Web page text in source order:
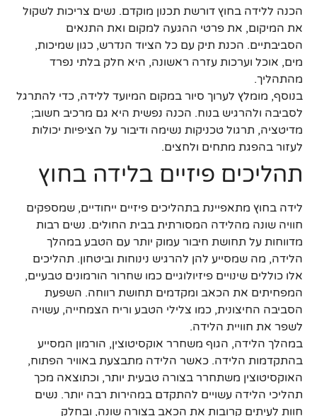
הכנה ללידה בחוץ דורשת תכנון מוקדם. נשים צריכות לשקול
את המיקום, את פרטי ההגעה למקום ואת התנאים
הסביבתיים. הכנת תיק עם כל הציוד הנדרש, כגון שמיכות,
מים, אוכל וערכות עזרה ראשונה, היא חלק בלתי נפרד
מהתהליך.
בנוסף, מומלץ לערוך סיור במקום המיועד ללידה, כדי להתרגל
לסביבה ולהרגיש בנוח. הכנה נפשית היא גם מרכיב חשוב;
מדיטציה, תרגול טכניקות נשימה ודיבור על הציפיות יכולות
לעזור בהפגת מתחים ולחצים.
תהליכים פיזיים בלידה בחוץ
לידה בחוץ מתאפיינת בתהליכים פיזיים ייחודיים, שמספקים
חוויה שונה מהלידה המסורתית בבית החולים. נשים רבות
מדווחות על תחושת חיבור עמוק יותר עם הטבע במהלך
הלידה, מה שמסייע להן להרגיש נינוחות וביטחון. תהליכים
אלו כוללים שינויים פיזיולוגיים כמו שחרור הורמונים טבעיים,
המפחיתים את הכאב ומקדמים תחושת רווחה. השפעת
הסביבה החיצונית, כמו צלילי הטבע וריח הצמחייה, עשויה
לשפר את חוויית הלידה.
במהלך הלידה, הגוף משחרר אוקסיטוצין, הורמון המסייע
בהתקדמות הלידה. כאשר הלידה מתבצעת באוויר הפתוח,
האוקסיטוצין משתחרר בצורה טבעית יותר, וכתוצאה מכך
תהליכי הלידה עשויים להתקדם במהירות רבה יותר. נשים
חוות לעיתים קרובות את הכאב בצורה שונה, ובחלק